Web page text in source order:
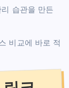
습관을 만든
비교에 바로 적